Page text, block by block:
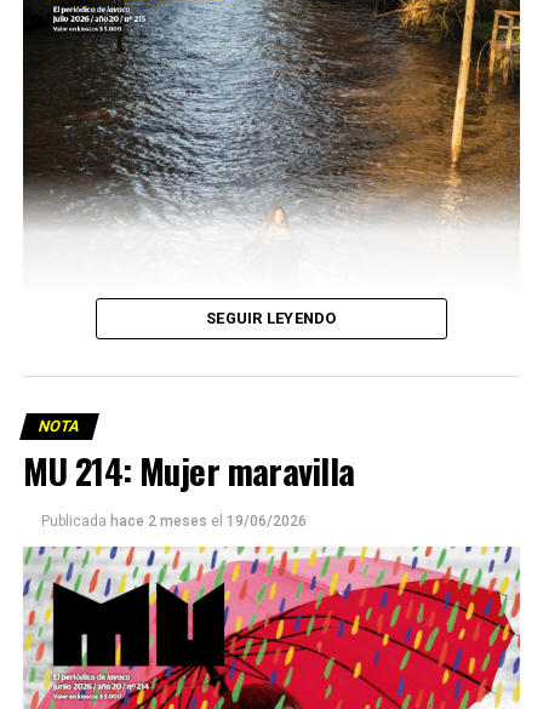
Este número 215 de MU ☝️viene con doble tapa, que
podría ser una frase:
Sin chamuyo, a remarla.
SEGUIR LEYENDO
NOTA
MU 214: Mujer maravilla
Publicada hace 2 meses el 19/06/2026